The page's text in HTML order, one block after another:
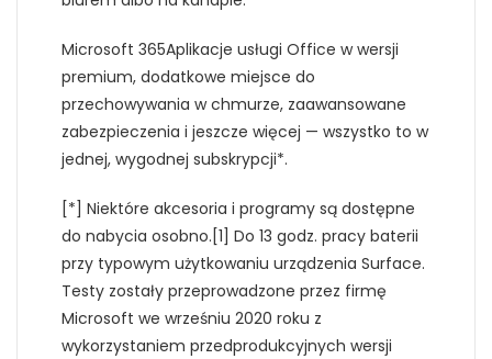
Microsoft 365Aplikacje usługi Office w wersji
premium, dodatkowe miejsce do
przechowywania w chmurze, zaawansowane
zabezpieczenia i jeszcze więcej — wszystko to w
jednej, wygodnej subskrypcji*.
[*] Niektóre akcesoria i programy są dostępne
do nabycia osobno.[1] Do 13 godz. pracy baterii
przy typowym użytkowaniu urządzenia Surface.
Testy zostały przeprowadzone przez firmę
Microsoft we wrześniu 2020 roku z
wykorzystaniem przedprodukcyjnych wersji